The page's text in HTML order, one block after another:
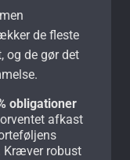
de fleste
og de gør det
obligationer
afkast
Kræver robust